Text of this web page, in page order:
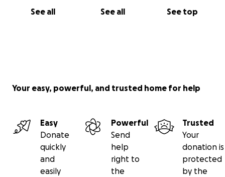
See all See all See top
Your easy, powerful, and trusted home for help
Easy
Donate
quickly
and
easily
Powerful
Send
help
right to
the
Trusted
Your
donation is
protected
by the